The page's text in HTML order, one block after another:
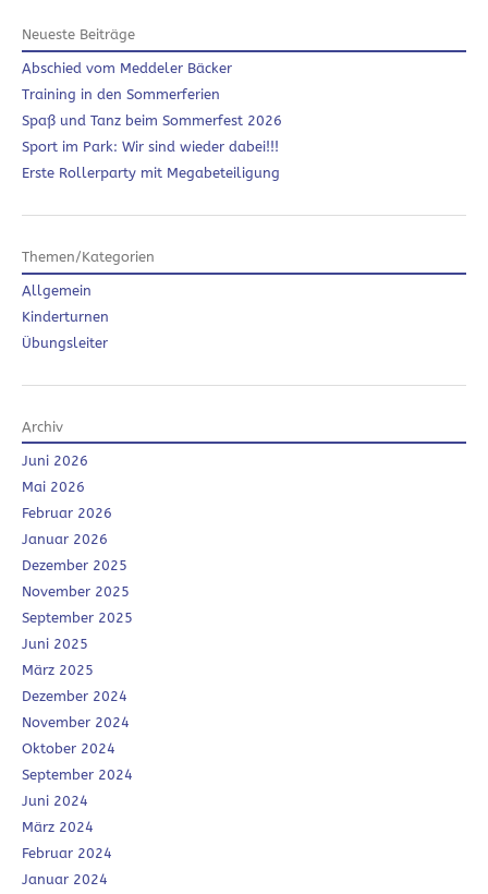
Neueste Beiträge
Abschied vom Meddeler Bäcker
Training in den Sommerferien
Spaß und Tanz beim Sommerfest 2026
Sport im Park: Wir sind wieder dabei!!!
Erste Rollerparty mit Megabeteiligung
Themen/Kategorien
Allgemein
Kinderturnen
Übungsleiter
Archiv
Juni 2026
Mai 2026
Februar 2026
Januar 2026
Dezember 2025
November 2025
September 2025
Juni 2025
März 2025
Dezember 2024
November 2024
Oktober 2024
September 2024
Juni 2024
März 2024
Februar 2024
Januar 2024